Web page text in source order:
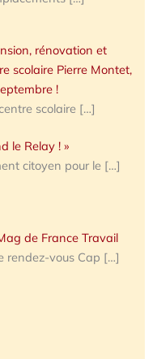
rénovation et
scolaire Pierre Montet,
!
scolaire […]
le Relay ! »
citoyen pour le […]
de France Travail
rendez-vous Cap […]